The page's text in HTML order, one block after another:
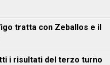
tratta con Zeballos e il
i risultati del terzo turno